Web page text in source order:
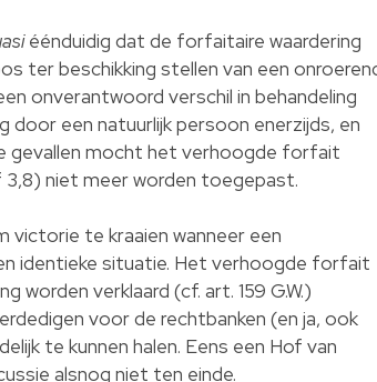
éénduidig dat de forfaitaire waardering
ter beschikking stellen van een
onverantwoord verschil in behandeling
door een natuurlijk persoon enerzijds, en
gevallen mocht het verhoogde forfait
niet meer worden toegepast.
victorie te kraaien wanneer een
identieke situatie. Het verhoogde forfait
worden verklaard (cf. art. 159 G.W.)
voor de rechtbanken (en ja, ook
te kunnen halen. Eens een Hof van
alsnog niet ten einde.